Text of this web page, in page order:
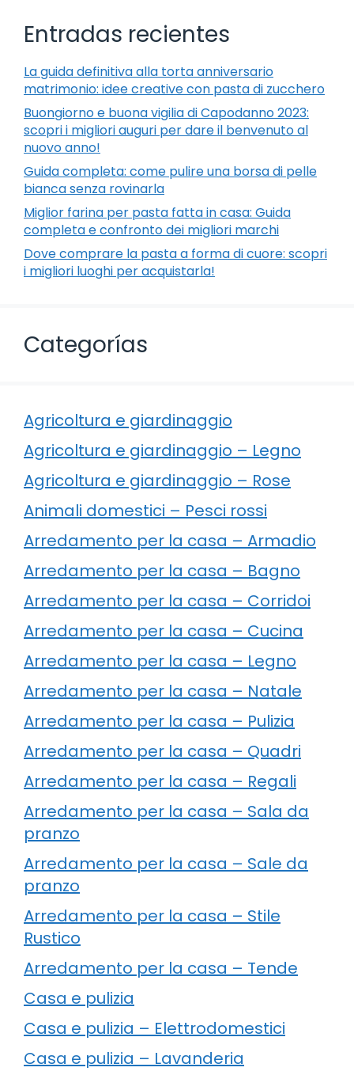
Entradas recientes
La guida definitiva alla torta anniversario
matrimonio: idee creative con pasta di zucchero
Buongiorno e buona vigilia di Capodanno 2023:
scopri i migliori auguri per dare il benvenuto al
nuovo anno!
Guida completa: come pulire una borsa di pelle
bianca senza rovinarla
Miglior farina per pasta fatta in casa: Guida
completa e confronto dei migliori marchi
Dove comprare la pasta a forma di cuore: scopri
i migliori luoghi per acquistarla!
Categorías
Agricoltura e giardinaggio
Agricoltura e giardinaggio – Legno
Agricoltura e giardinaggio – Rose
Animali domestici – Pesci rossi
Arredamento per la casa – Armadio
Arredamento per la casa – Bagno
Arredamento per la casa – Corridoi
Arredamento per la casa – Cucina
Arredamento per la casa – Legno
Arredamento per la casa – Natale
Arredamento per la casa – Pulizia
Arredamento per la casa – Quadri
Arredamento per la casa – Regali
Arredamento per la casa – Sala da
pranzo
Arredamento per la casa – Sale da
pranzo
Arredamento per la casa – Stile
Rustico
Arredamento per la casa – Tende
Casa e pulizia
Casa e pulizia – Elettrodomestici
Casa e pulizia – Lavanderia